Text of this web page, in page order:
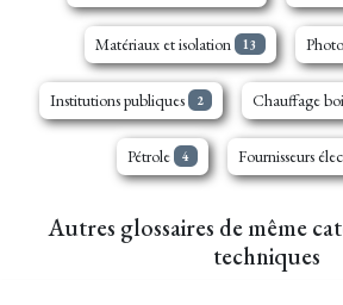
Matériaux et isolation 13
Institutions publiques 2 Chauffage
Pétrole 4 Fournisseurs
Autres glossaires de même
techniques